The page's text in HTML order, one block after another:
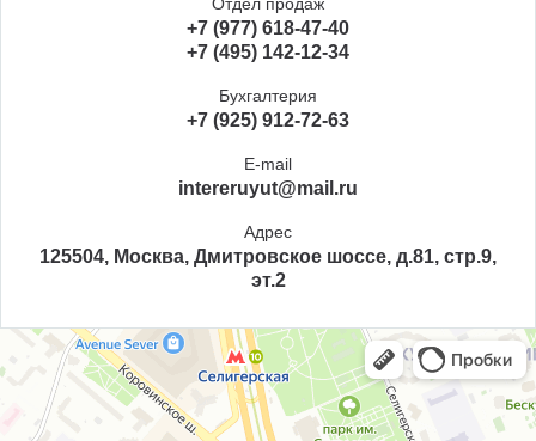
+7 (977) 618-47-40
+7 (495) 142-12-34
Бухгалтерия
+7 (925) 912-72-63
E-mail
intereruyut@mail.ru
Адрес
125504, Москва, Дмитровское шоссе, д.81, стр.9,
эт.2